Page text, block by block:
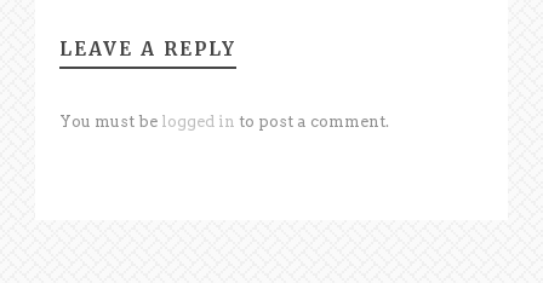
LEAVE A REPLY
You must be logged in to post a comment.